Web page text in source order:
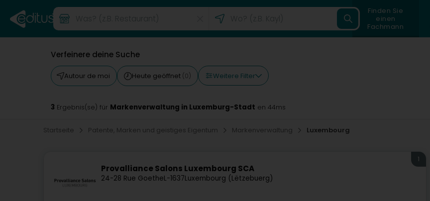
Finden Sie
einen
Fachmann
Verfeinere deine Suche
Autour de moi Heute geöffnet (0) Weitere Filter
3 Ergebnis(se) für Markenverwaltung in Luxemburg-Stadt en 44ms
Startseite Patente, Marken und geistiges Eigentum Markenverwaltung Luxembourg
Provalliance Salons Luxembourg SCA
24-28 Rue GoetheL-1637Luxembourg (Lëtzebuerg)
1